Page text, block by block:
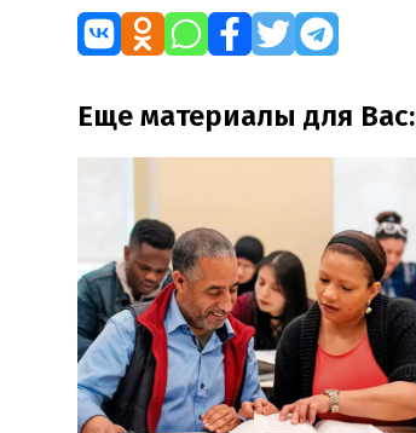
Еще материалы для Вас: